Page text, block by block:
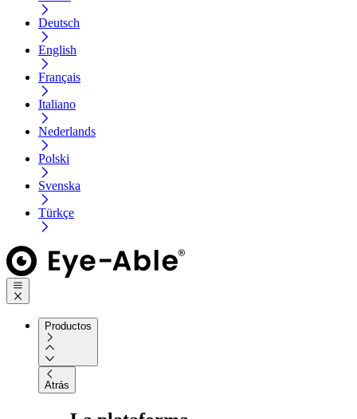
Deutsch
English
Français
Italiano
Nederlands
Polski
Svenska
Türkçe
Productos
Atrás